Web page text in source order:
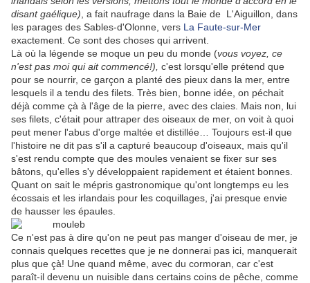
disant gaélique) , a fait naufrage dans la Baie de L'Aiguillon, dans
les parages des Sables-d'Olonne, vers La Faute-sur-Mer
exactement. Ce sont des choses qui arrivent.
Là où la légende se moque un peu du monde (vous voyez, ce
n'est pas moi qui ait commencé!), c'est lorsqu'elle prétend que
pour se nourrir, ce garçon a planté des pieux dans la mer, entre
lesquels il a tendu des filets. Très bien, bonne idée, on péchait
déjà comme çà à l'âge de la pierre, avec des claies. Mais non, lui
ses filets, c'était pour attraper des oiseaux de mer, on voit à quoi
peut mener l'abus d'orge maltée et distillée… Toujours est-il que
l'histoire ne dit pas s'il a capturé beaucoup d'oiseaux, mais qu'il
s'est rendu compte que des moules venaient se fixer sur ses
bâtons, qu'elles s'y développaient rapidement et étaient bonnes.
Quant on sait le mépris gastronomique qu'ont longtemps eu les
écossais et les irlandais pour les coquillages, j'ai presque envie
de hausser les épaules.
Ce n'est pas à dire qu'on ne peut pas manger d'oiseau de mer, je
connais quelques recettes que je ne donnerai pas ici, manquerait
plus que çà! Une quand même, avec du cormoran, car c'est
paraît-il devenu un nuisible dans certains coins de pêche, comme